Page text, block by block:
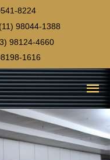
8224
(11) 98044-1388
98124-4660
1616